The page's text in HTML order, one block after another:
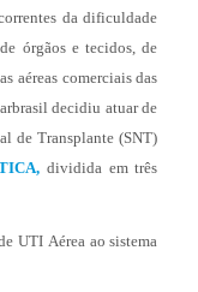
da dificuldade
órgãos e tecidos, de
aéreas comerciais das
decidiu atuar de
de Transplante (SNT)
, dividida emtrês
UTI Aérea ao sistema